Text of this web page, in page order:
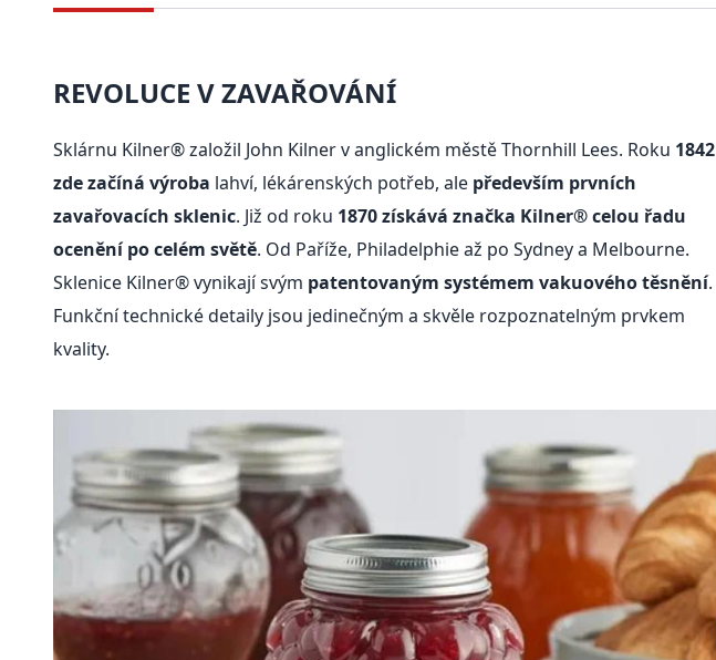
REVOLUCE V ZAVAŘOVÁNÍ
Sklárnu Kilner® založil John Kilner v anglickém městě Thornhill Lees. Roku 1842
zde začíná výroba lahví, lékárenských potřeb, ale především prvních
zavařovacích sklenic. Již od roku 1870 získává značka Kilner® celou řadu
ocenění po celém světě. Od Paříže, Philadelphie až po Sydney a Melbourne.
Sklenice Kilner® vynikají svým patentovaným systémem vakuového těsnění.
Funkční technické detaily jsou jedinečným a skvěle rozpoznatelným prvkem
kvality.